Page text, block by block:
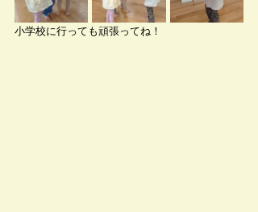
小学校に行っても頑張ってね！